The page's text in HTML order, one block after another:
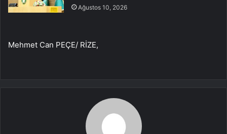
Ağustos 10, 2026
Mehmet Can PEÇE/ RİZE,